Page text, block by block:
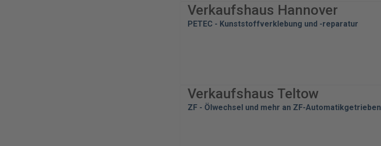
Verkaufshaus Hannover
PETEC - Kunststoffverklebung und -reparatur
Verkaufshaus Teltow
ZF - Ölwechsel und mehr an ZF-Automatikgetrieben